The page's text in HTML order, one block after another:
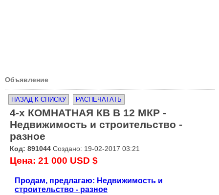
Объявление
НАЗАД К СПИСКУ РАСПЕЧАТАТЬ
4-х КОМНАТНАЯ КВ В 12 МКР -
Недвижимость и строительство -
разное
Код: 891044 Создано: 19-02-2017 03:21
Цена: 21 000 USD $
Продам, предлагаю: Недвижимость и
строительство - разное